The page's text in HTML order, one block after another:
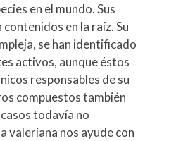
en el mundo. Sus
en la raíz. Su
se han identificado
activos, aunque éstos
responsables de su
compuestos también
todavía no
valeriana nos ayude con